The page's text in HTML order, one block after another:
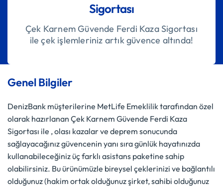
Sigortası
Çek Karnem Güvende Ferdi Kaza Sigortası
ile çek işlemleriniz artık güvence altında!
Genel Bilgiler
DenizBank müşterilerine MetLife Emeklilik tarafından özel
olarak hazırlanan Çek Karnem Güvende Ferdi Kaza
Sigortası ile , olası kazalar ve deprem sonucunda
sağlayacağınız güvencenin yanı sıra günlük hayatınızda
kullanabileceğiniz üç farklı asistans paketine sahip
olabilirsiniz. Bu ürünümüzle bireysel çeklerinizi ve bağlantılı
olduğunuz (hakim ortak olduğunuz şirket, sahibi olduğunuz